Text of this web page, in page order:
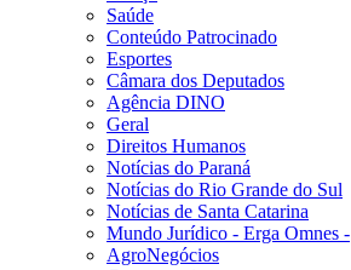
Saúde
Conteúdo Patrocinado
Esportes
Câmara dos Deputados
Agência DINO
Geral
Direitos Humanos
Notícias do Paraná
Notícias do Rio Grande do Sul
Notícias de Santa Catarina
Mundo Jurídico - Erga Omnes -
AgroNegócios